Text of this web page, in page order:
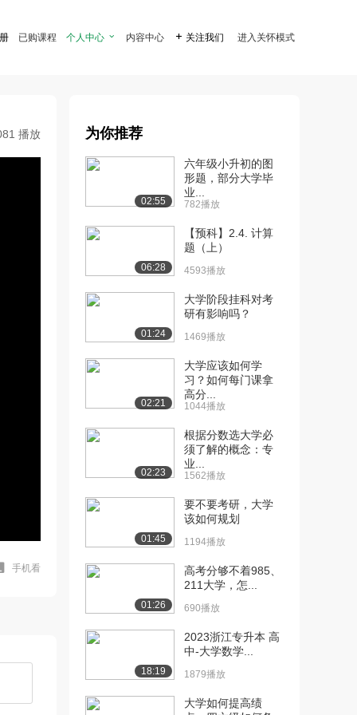
已购课程 个人中心  内容中心  关注我们 进入关怀模式
播放
手机看
为你推荐
02:55
六年级小升初的图
形题，部分大学毕
业...
782播放
06:28
【预科】2.4. 计算
题（上）
4593播放
01:24
大学阶段挂科对考
研有影响吗？
1469播放
02:21
大学应该如何学
习？如何每门课拿
高分...
1044播放
02:23
根据分数选大学必
须了解的概念：专
业...
1562播放
01:45
要不要考研，大学
该如何规划
1194播放
01:26
高考分够不着985、
211大学，怎...
690播放
18:19
2023浙江专升本 高
中-大学数学...
1879播放
大学如何提高绩